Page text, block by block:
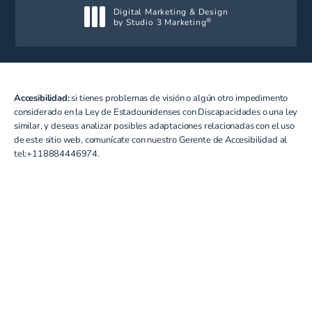
Digital Marketing & Design
by Studio 3 Marketing®
Accesibilidad:si tienes problemas de visión o algún otro impedimento
considerado en la Ley de Estadounidenses con Discapacidades o una ley
similar, y deseas analizar posibles adaptaciones relacionadas con el uso
de este sitio web, comunícate con nuestro Gerente de Accesibilidad al
tel:+118884446974.